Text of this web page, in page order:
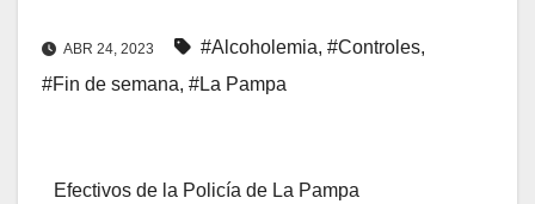
ABR 24, 2023 #Alcoholemia, #Controles,
#Fin de semana, #La Pampa
Efectivos de la Policía de La Pampa